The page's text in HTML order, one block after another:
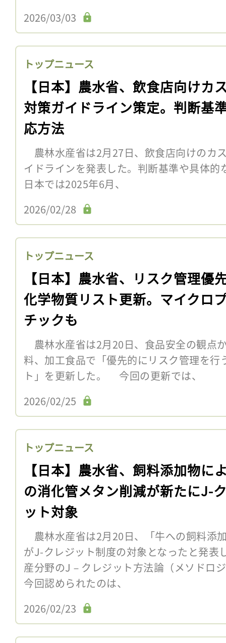
2026/03/03
トップニュース
【日本】農水省、飲食店向けカ
対策ガイドライン策定。判断基
応方法
農林水産省は2月27日、飲食店向けのカ
イドラインを発表した。判断基準や具体
日本では2025年6月、
2026/02/28
トップニュース
【日本】農水省、リスク管理優
化学物質リスト更新。マイクロ
チックも
農林水産省は2月20日、食品安全の観点
料、加工食品で「優先的にリスク管理を行
ト」を更新した。 今回の更新では、
2026/02/25
トップニュース
【日本】農水省、飼料添加物に
の消化管メタン削減が新たにJ-
ット対象
農林水産省は2月20日、「牛への飼料添
がJ-クレジット制度の対象となったと発表
産分野のJ－クレジット方法論（メソド
今回認められたのは、
2026/02/23